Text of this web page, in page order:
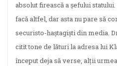
absolut firească a șefului
facă altfel, dar asta nu pare să
securisto-haștagiști din media.
citit tone de lături la adresa lui
început deja să verse, alții